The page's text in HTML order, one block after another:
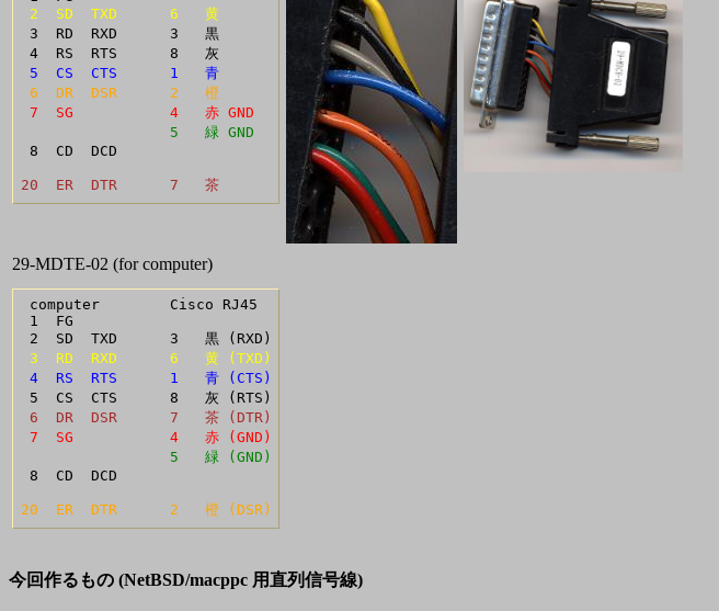
2  SD  TXD      6   黄
3  RD  RXD      3   黒
4  RS  RTS      8   灰
5  CS  CTS      1   青
6  DR  DSR      2   橙
7  SG           4   赤 GND
                 5   緑 GND
8  CD  DCD
20  ER  DTR      7   茶
29-MDTE-02 (for computer)
computer        Cisco RJ45
1  FG
3  RD  RXD      6   黄 (TXD)
4  RS  RTS      1   青 (CTS)
6  DR  DSR      7   茶 (DTR)
7  SG           4   赤 (GND)
                 5   緑 (GND)
8  CD  DCD
20  ER  DTR      2   橙 (DSR)
今回作るもの (NetBSD/macppc 用直列信号線)